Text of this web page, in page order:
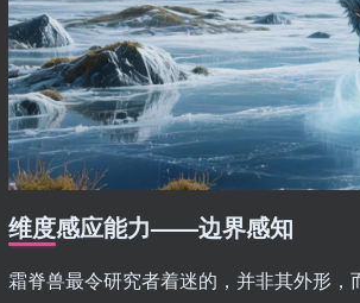
维度感应能力——边界感知
霜脊兽最令研究者着迷的，并非其外形，